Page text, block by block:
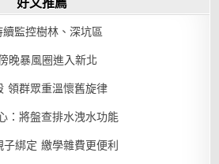
監控樹林、深坑區
晚暴風圈進入新北
領群眾重溫懷舊旋律
：將盤查排水洩水功能
綁定 繳學雜費更便利